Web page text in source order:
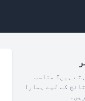
ہیں؟ مناسب
کے لیے ہمارا